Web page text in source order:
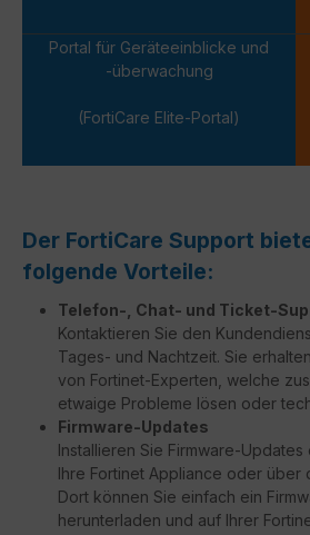
Portal für Geräteeinblicke und
-überwachung
(FortiCare Elite-Portal)
Der FortiCare Support
folgende Vorteile:
Telefon-, Chat- und Ticket-
Kontaktieren Sie den
Tages- und Nachtzeit. Sie
von Fortinet-Experten, welche
etwaige Probleme lösen oder
Firmware-Updates
Installieren Sie Firmware-
Ihre Fortinet Appliance oder über
Dort können Sie einfach ein
herunterladen und auf Ihrer